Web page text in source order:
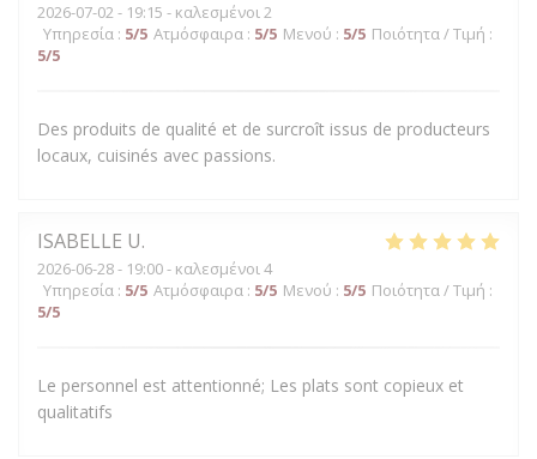
2026-07-02 - 19:15 - καλεσμένοι 2
Υπηρεσία : 5/5 Ατμόσφαιρα : 5/5 Μενού : 5/5 Ποιότητα / Τιμή :
5/5
Des produits de qualité et de surcroît issus de producteurs
locaux, cuisinés avec passions.
ISABELLE U
2026-06-28- 19:00 - καλεσμένοι 4
Υπηρεσία : 5/5 Ατμόσφαιρα : 5/5 Μενού : 5/5 Ποιότητα / Τιμή :
5/5
Le personnel est attentionné; Les plats sont copieux et
qualitatifs